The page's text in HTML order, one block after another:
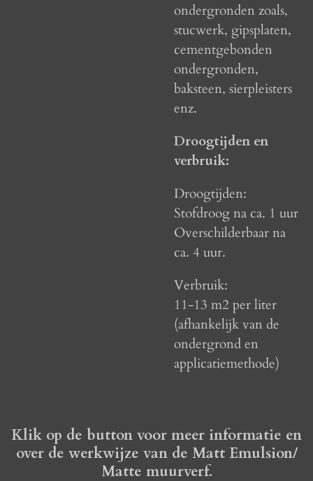
ondergronden zoals,
stucwerk, gipsplaten,
cementgebonden
ondergronden,
baksteen, sierpleisters
enz.
Droogtijden en
verbruik:
Droogtijden:
Stofdroog na ca. 1 uur
Overschilderbaar na
ca. 4 uur.
Verbruik:
11-13 m2 per liter
(afhankelijk van de
ondergrond en
applicatiemethode)
Klik op de button voor meer informatie en
over de werkwijze van de Matt Emulsion/
Matte muurverf.